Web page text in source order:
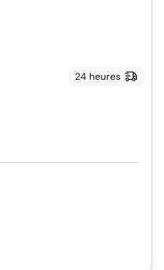
24 heures